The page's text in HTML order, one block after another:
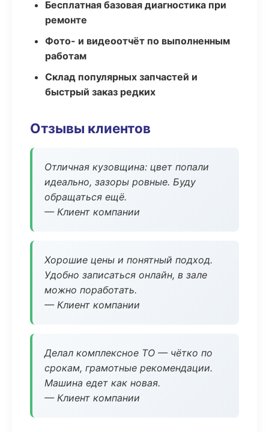
Бесплатная базовая диагностика при
ремонте
Фото- и видеоотчёт по выполненным
работам
Склад популярных запчастей и
быстрый заказ редких
Отзывы клиентов
Отличная кузовщина: цвет попали
идеально, зазоры ровные. Буду
обращаться ещё.
— Клиент компании
Хорошие цены и понятный подход.
Удобно записаться онлайн, в зале
можно поработать.
— Клиент компании
Делал комплексное ТО — чётко по
срокам, грамотные рекомендации.
Машина едет как новая.
— Клиент компании